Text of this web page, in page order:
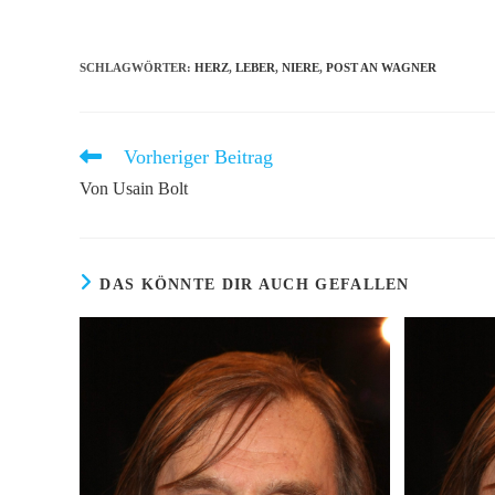
zum
zum
SCHLAGWÖRTER: HERZ, LEBER, NIERE, POST AN WAGNER
Weitere
ansehen
Vorheriger Beitrag
Von Usain Bolt
DAS KÖNNTE DIR AUCH GEFALLEN